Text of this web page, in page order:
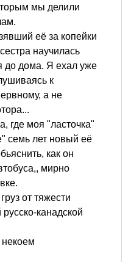
мы делили
её за копейки
научилась
до дома. Я ехал уже
к
а не
где моя "ласточка"
семь лет новый её
как он
мирно
от тяжести
канадской